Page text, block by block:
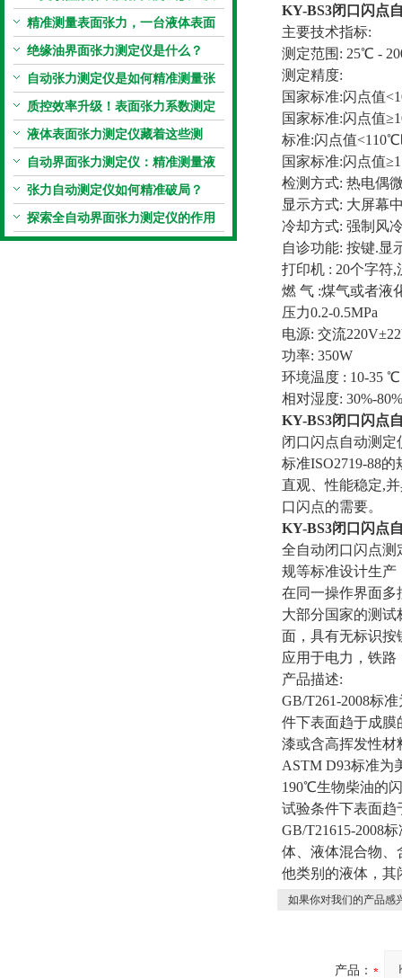
原理到应用全掌握
精准测量表面张力，一台液体表面
张力系数测量仪就够了
绝缘油界面张力测定仪是什么？
自动张力测定仪是如何精准测量张
力的？
质控效率升级！表面张力系数测定
仪真香警告
液体表面张力测定仪藏着这些测
定“小窍门”
自动界面张力测定仪：精准测量液
体界面张力的关键设备
张力自动测定仪如何精准破局？
探索全自动界面张力测定仪的作用
KY-BS3闭口闪点
主要技术指标:
测定范围: 25℃ -
测定精度:
国家标准:闪点值
国家标准:闪点值
标准:闪点值
国家标准:闪点值
检测方式: 热电偶
显示方式: 大屏幕
冷却方式: 强制风
自诊功能: 按键.显
打印机 : 20个字符,
燃 气 :煤气或者液
压力0.2-0.5MPa
电源: 交流
功率: 350W
环境温度 : 10-35 ℃
相对湿度: 30%-80%
KY-BS3闭口闪点
闭口闪点自动测定
标准ISO2719-88
直观、性能稳定,
口闪点的需要。
KY-BS3闭口闪点
全自动闭口闪点测
规等标准设计生产
在同一操作界面多
大部分国家的测
面，具有无标识按
应用于电力，铁
产品描述:
GB/T261-2008标
件下表面趋于成
漆或含高挥发性材
ASTM D93标准为
190℃生物柴油的
试验条件下表面趋
GB/T21615-2008
体、液体混合物、
他类别的液体，
如果你对我们的产品感
产品：